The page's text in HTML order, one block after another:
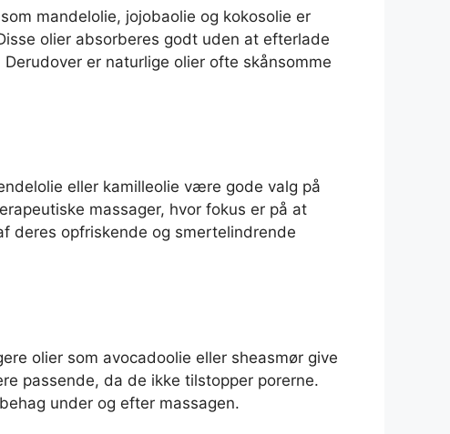
mandelolie, jojobaolie og kokosolie er
olier absorberes godt uden at efterlade
er naturlige olier ofte skånsomme
eller kamilleolie være gode valg på
massager, hvor fokus er på at
deres opfriskende og smertelindrende
olier som avocadoolie eller sheasmør give
passende, da de ikke tilstopper porerne.
under og efter massagen.